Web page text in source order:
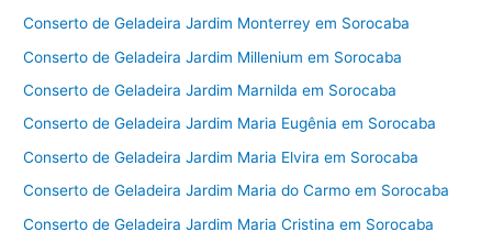
Conserto de Geladeira Jardim Monterrey em Sorocaba
Conserto de Geladeira Jardim Millenium em Sorocaba
Conserto de Geladeira Jardim Marnilda em Sorocaba
Conserto de Geladeira Jardim Maria Eugênia em Sorocaba
Conserto de Geladeira Jardim Maria Elvira em Sorocaba
Conserto de Geladeira Jardim Maria do Carmo em Sorocaba
Conserto de Geladeira Jardim Maria Cristina em Sorocaba